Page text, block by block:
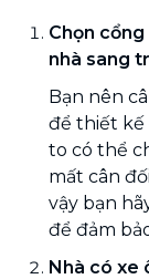
Chọn
nhà sang
Bạn nên
để thiết kế
to có thể
mất cân
vậy bạn
để đảm
Nhà có xe